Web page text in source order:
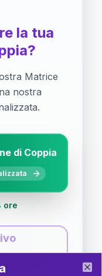
la tua
Matrice
nostra
di Coppia
ore